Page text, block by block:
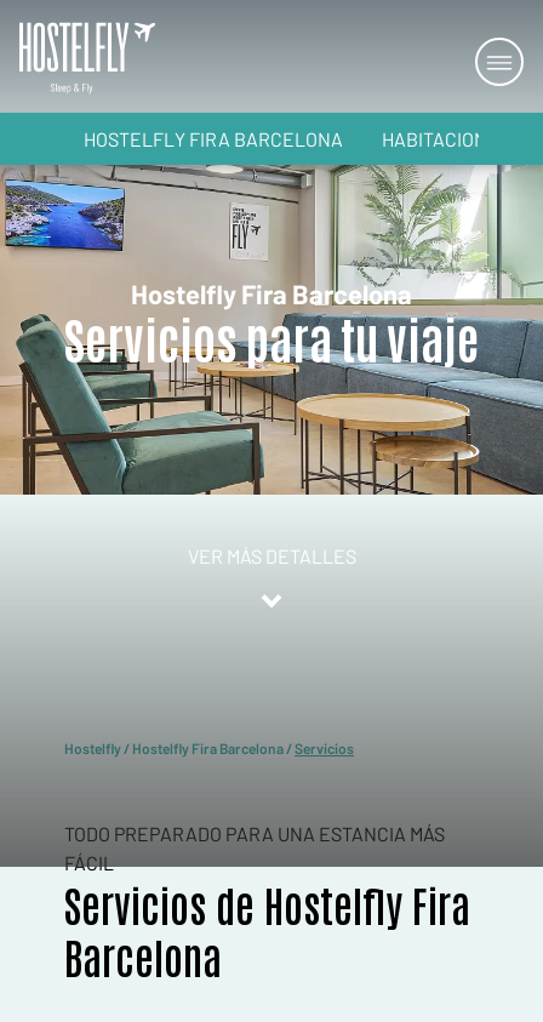
Hostelfly Fira Barcelona
Servicios para tu viaje
VER MÁS DETALLES
HOSTELFLY FIRA BARCELONA HABITACIONES
Hostelfly / Hostelfly Fira Barcelona /Servicios
TODO PREPARADO PARA UNA ESTANCIA MÁS
FÁCIL
Servicios de Hostelfly Fira
Barcelona